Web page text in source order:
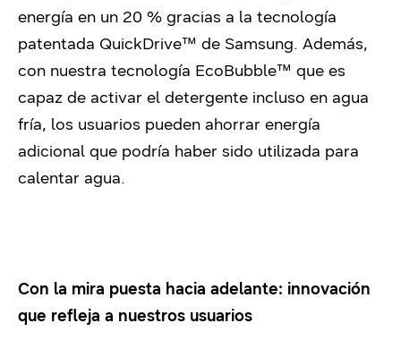
energía en un 20 % gracias a la tecnología
patentada QuickDrive™ de Samsung. Además,
con nuestra tecnología EcoBubble™ que es
capaz de activar el detergente incluso en agua
fría, los usuarios pueden ahorrar energía
adicional que podría haber sido utilizada para
calentar agua.
Con la mira puesta hacia adelante: innovación
que refleja a nuestros usuarios